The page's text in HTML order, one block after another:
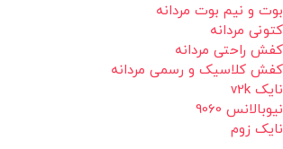
بوت و نیم بوت مردانه
کتونی مردانه
کفش راحتی مردانه
کفش کلاسیک و رسمی مردانه
نایک v2k
نیوبالانس 9060
نایک زوم